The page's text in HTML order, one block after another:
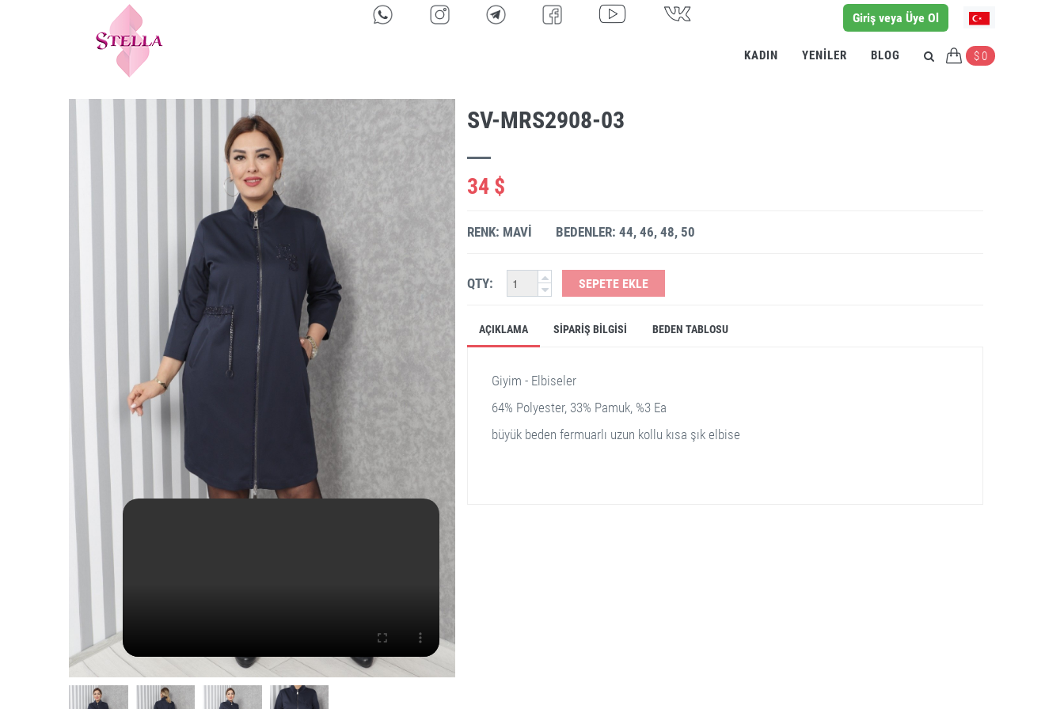
Giriş veya Üye Ol
KADIN YENILER BLOG $ 0
SV-MRS2908-03
34 $
RENK: MAVI BEDENLER: 44, 46, 48, 50
QTY: SEPETE EKLE
AÇIKLAMA SIPARIŞ BILGISI BEDEN TABLOSU
Giyim - Elbiseler
64% Polyester, 33% Pamuk, %3 Ea
büyük beden fermuarlı uzun kollu kısa şık elbise